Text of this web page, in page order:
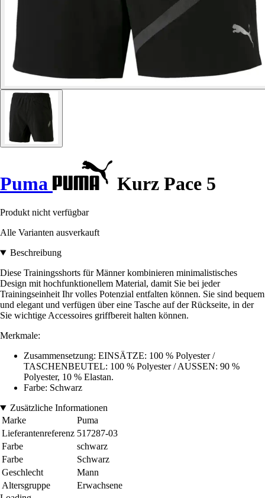
Puma Kurz Pace 5
Produkt nicht verfügbar
Alle Varianten ausverkauft
Beschreibung
Diese Trainingsshorts für Männer kombinieren minimalistisches
Design mit hochfunktionellem Material, damit Sie bei jeder
Trainingseinheit Ihr volles Potenzial entfalten können. Sie sind bequem
und elegant und verfügen über eine Tasche auf der Rückseite, in der
Sie wichtige Accessoires griffbereit halten können.
Merkmale:
Zusammensetzung: EINSÄTZE: 100 % Polyester /
TASCHENBEUTEL: 100 % Polyester / AUSSEN: 90 %
Polyester, 10 % Elastan.
Farbe: Schwarz
Zusätzliche Informationen
Marke
Puma
Lieferantenreferenz 517287-03
Farbe
schwarz
Farbe
Schwarz
Geschlecht
Mann
Altersgruppe
Erwachsene